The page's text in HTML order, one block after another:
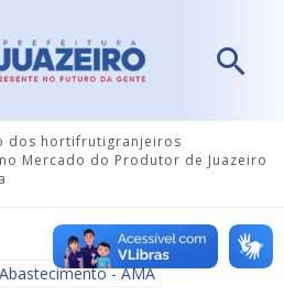
dos hortifrutigranjeiros
Mercado do Produtor de Juazeiro
- AMA